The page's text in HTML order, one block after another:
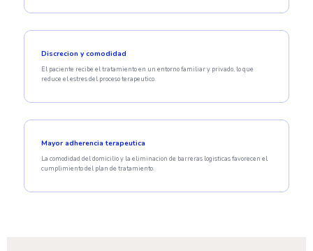
Discrecion y comodidad
El paciente recibe el tratamiento en un entorno familiar y privado, lo que
reduce el estres del proceso terapeutico.
Mayor adherencia terapeutica
La comodidad del domicilio y la eliminacion de barreras logisticas favorecen el
cumplimiento del plan de tratamiento.